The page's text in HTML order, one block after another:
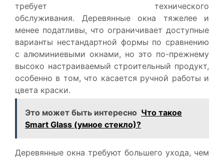
требует технического
обслуживания. Деревянные окна тяжелее и
менее податливы, что ограничивает доступные
варианты нестандартной формы по сравнению
с алюминиевыми окнами, но это по-прежнему
высоко настраиваемый строительный продукт,
особенно в том, что касается ручной работы и
цвета краски.
Это может быть интересно Что такое
Smart Glass (умное стекло)?
Деревянные окна требуют большего ухода, чем